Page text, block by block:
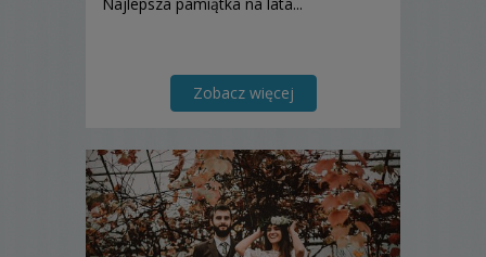
Zobacz więcej